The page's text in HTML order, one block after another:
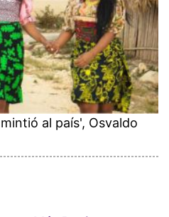
al país', Osvaldo